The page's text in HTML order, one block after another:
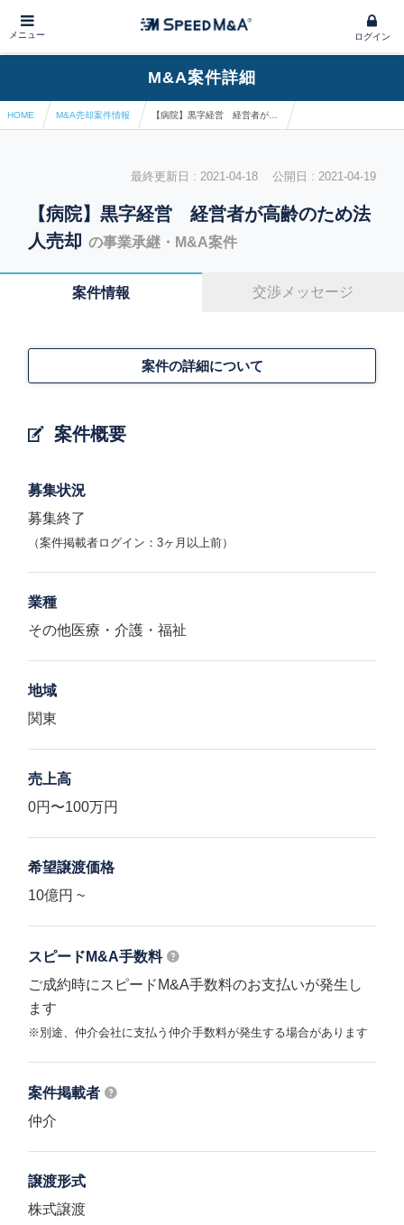
メニュー ログイン
M&A案件詳細
HOME M&A売却案件情報
最終更新日 : 2021-04-18 公開日 : 2021-04-19
【病院】黒字経営 経営者が高齢のため法
人売却 の事業承継・M&A案件
案件情報 交渉メッセージ
案件概要
案件の詳細について
募集状況
募集終了
（案件掲載者ログイン：3ヶ月以上前）
業種
その他医療・介護・福祉
地域
関東
売上高
0円〜100万円
希望譲渡価格
10億円 ~
スピードM&A手数料
ご成約時にスピードM&A手数料のお支払いが発生し
ます
※別途、仲介会社に支払う仲介手数料が発生する場合があります
案件掲載者
仲介
譲渡形式
株式譲渡